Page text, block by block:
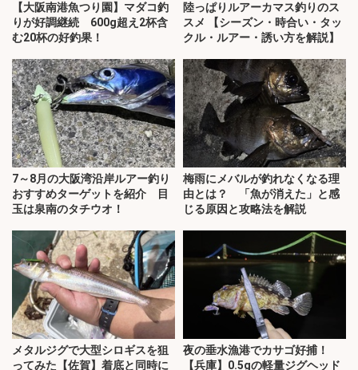
【大阪南港魚つり園】マダコ釣
りが好調継続 600g超え2杯含
む20杯の好釣果！
陸っぱりルアーカマス釣りのス
スメ 【シーズン・時合い・タッ
クル・ルアー・誘い方を解説】
7～8月の大阪湾沿岸ルアー釣り
おすすめターゲットを紹介 目
玉は泉南のタチウオ！
梅雨にメバルが釣れなくなる理
由とは？ 「魚が消えた」と感
じる原因と攻略法を解説
メタルジグで大型シロギスを狙
ってみた【佐賀】着底と同時に
夜の垂水漁港でカサゴ好捕！
【兵庫】0.5gの軽量ジグヘッド